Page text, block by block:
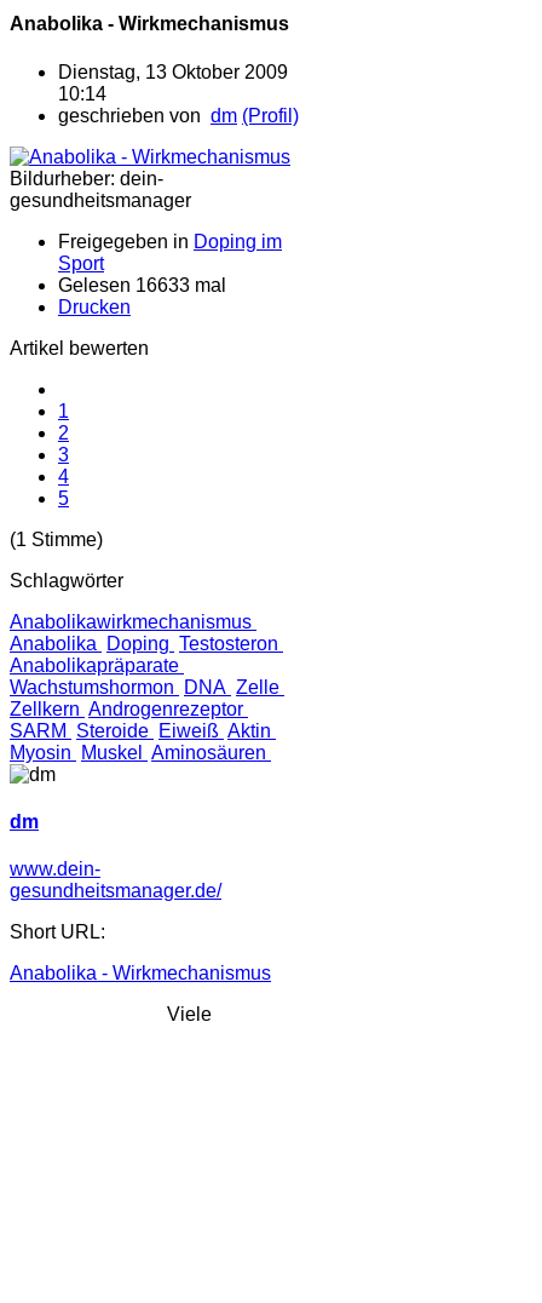
Anabolika - Wirkmechanismus
Dienstag, 13 Oktober 2009
10:14
geschrieben von dm (Profil)
Bildurheber: dein-
gesundheitsmanager
Freigegeben in Doping im
Sport
Gelesen 16633 mal
Drucken
Artikel bewerten
1
2
3
4
5
(1 Stimme)
Schlagwörter
Anabolikawirkmechanismus
Anabolika
Doping Testosteron
Anabolikapräparate
Wachstumshormon
DNA Zelle
Zellkern Androgenrezeptor
SARM
Steroide Eiweiß Aktin
Myosin
Muskel Aminosäuren
dm
www.dein-
gesundheitsmanager.de/
Short URL:
Anabolika - Wirkmechanismus
Viele